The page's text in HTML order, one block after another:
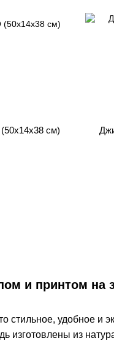
и принтом на
стильное, удобное и
изготовлены из
см)